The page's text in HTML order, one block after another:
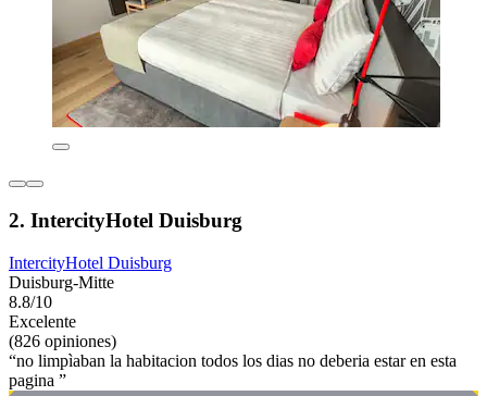
2. IntercityHotel Duisburg
IntercityHotel Duisburg
Duisburg-Mitte
8.8/10
Excelente
(826 opiniones)
“no limpìaban la habitacion todos los dias no deberia estar en esta
pagina ”